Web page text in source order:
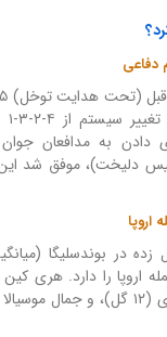
دفاعی
دادن به مدافعان
اروپا